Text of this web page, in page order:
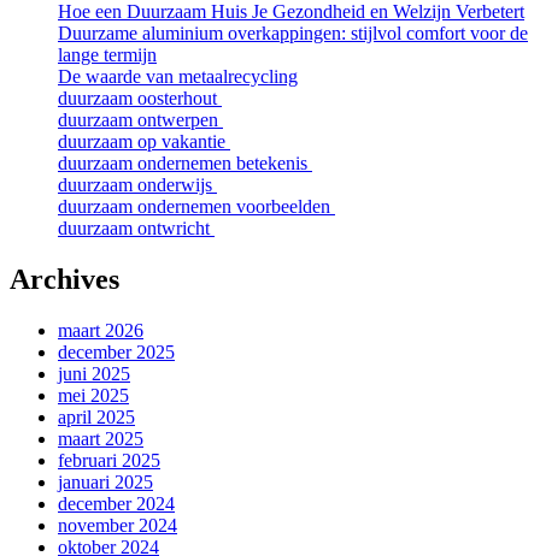
Hoe een Duurzaam Huis Je Gezondheid en Welzijn Verbetert
Duurzame aluminium overkappingen: stijlvol comfort voor de
lange termijn
De waarde van metaalrecycling
duurzaam oosterhout
duurzaam ontwerpen
duurzaam op vakantie
duurzaam ondernemen betekenis
duurzaam onderwijs
duurzaam ondernemen voorbeelden
duurzaam ontwricht
Archives
maart 2026
december 2025
juni 2025
mei 2025
april 2025
maart 2025
februari 2025
januari 2025
december 2024
november 2024
oktober 2024